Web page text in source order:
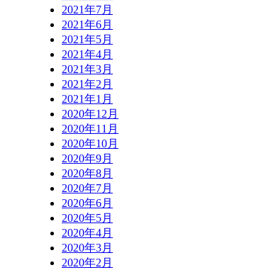
2021年7月
2021年6月
2021年5月
2021年4月
2021年3月
2021年2月
2021年1月
2020年12月
2020年11月
2020年10月
2020年9月
2020年8月
2020年7月
2020年6月
2020年5月
2020年4月
2020年3月
2020年2月